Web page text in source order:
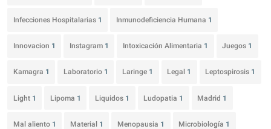
Infecciones Hospitalarias 1 Inmunodeficiencia Humana 1
Innovacion 1 Instagram 1 Intoxicación Alimentaria 1 Juegos 1
Kamagra 1 Laboratorio 1 Laringe 1 Legal 1 Leptospirosis 1
Light 1 Lipoma 1 Liquidos 1 Ludopatia 1 Madrid 1
Mal aliento 1 Material 1 Menopausia 1 Microbiología 1